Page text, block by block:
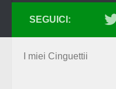
SEGUICI:
I miei Cinguettii